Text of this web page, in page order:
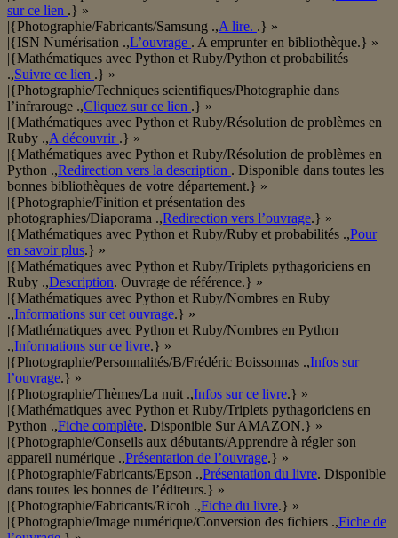
sur ce lien .} »
|{Photographie/Fabricants/Samsung .,A lire. .} »
|{ISN Numérisation .,L’ouvrage . A emprunter en bibliothèque.} »
|{Mathématiques avec Python et Ruby/Python et probabilités
.,Suivre ce lien .} »
|{Photographie/Techniques scientifiques/Photographie dans
l’infrarouge .,Cliquez sur ce lien .} »
|{Mathématiques avec Python et Ruby/Résolution de problèmes en
Ruby .,A découvrir .} »
|{Mathématiques avec Python et Ruby/Résolution de problèmes en
Python .,Redirection vers la description . Disponible dans toutes les
bonnes bibliothèques de votre département.} »
|{Photographie/Finition et présentation des
photographies/Diaporama .,Redirection vers l’ouvrage.} »
|{Mathématiques avec Python et Ruby/Ruby et probabilités .,Pour
en savoir plus.} »
|{Mathématiques avec Python et Ruby/Triplets pythagoriciens en
Ruby .,Description. Ouvrage de référence.} »
|{Mathématiques avec Python et Ruby/Nombres en Ruby
.,Informations sur cet ouvrage.} »
|{Mathématiques avec Python et Ruby/Nombres en Python
.,Informations sur ce livre.} »
|{Photographie/Personnalités/B/Frédéric Boissonnas .,Infos sur
l’ouvrage.} »
|{Photographie/Thèmes/La nuit .,Infos sur ce livre.} »
|{Mathématiques avec Python et Ruby/Triplets pythagoriciens en
Python .,Fiche complète. Disponible Sur AMAZON.} »
|{Photographie/Conseils aux débutants/Apprendre à régler son
appareil numérique .,Présentation de l’ouvrage.} »
|{Photographie/Fabricants/Epson .,Présentation du livre. Disponible
dans toutes les bonnes de l’éditeurs.} »
|{Photographie/Fabricants/Ricoh .,Fiche du livre.} »
|{Photographie/Image numérique/Conversion des fichiers .,Fiche de